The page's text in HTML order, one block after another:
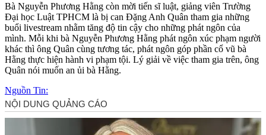
Bà Nguyễn Phương Hằng còn mời tiến sĩ luật, giảng viên Trường
Đại học Luật TPHCM là bị can Đặng Anh Quân tham gia những
buổi livestream nhằm tăng độ tin cậy cho những phát ngôn của
mình. Mỗi khi bà Nguyễn Phương Hằng phát ngôn xúc phạm người
khác thì ông Quân cùng tương tác, phát ngôn góp phần cổ vũ bà
Hằng thực hiện hành vi phạm tội. Lý giải về việc tham gia trên, ông
Quân nói muốn an ủi bà Hằng.
Nguồn Tin: